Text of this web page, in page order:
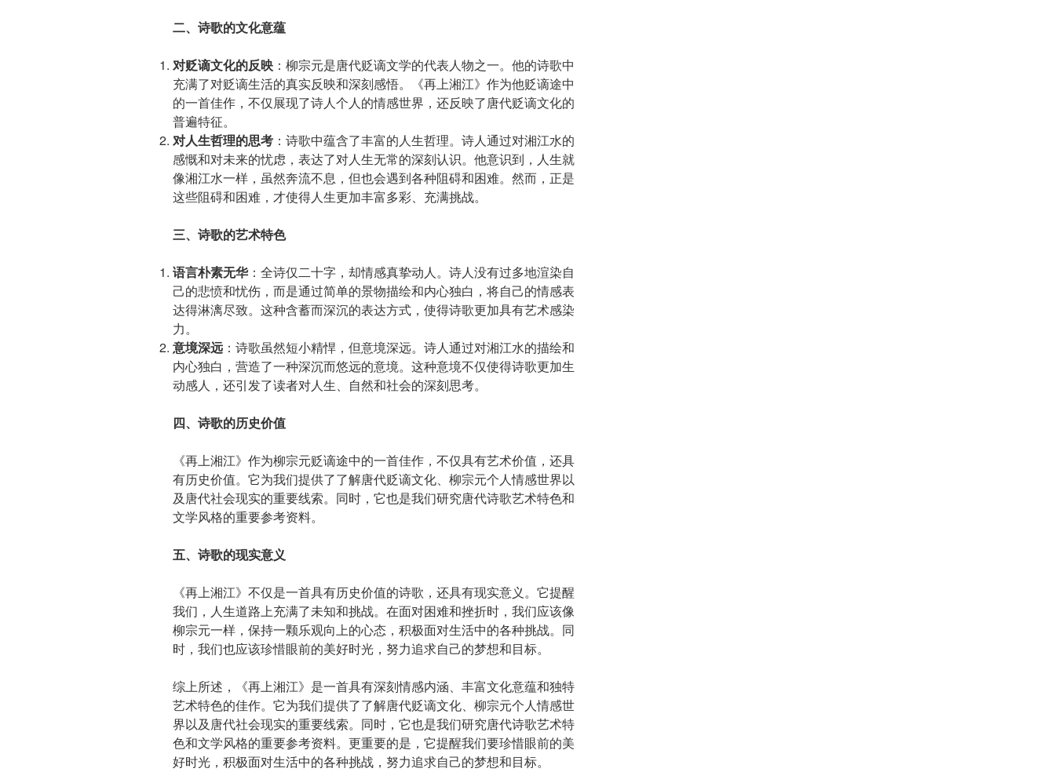
二、诗歌的文化意蕴
对贬谪文化的反映 ：柳宗元是唐代贬谪文学的代表人物之一。他的诗歌中
充满了对贬谪生活的真实反映和深刻感悟。《再上湘江》作为他贬谪途中
的一首佳作，不仅展现了诗人个人的情感世界，还反映了唐代贬谪文化的
普遍特征。
对人生哲理的思考 ：诗歌中蕴含了丰富的人生哲理。诗人通过对湘江水的
感慨和对未来的忧虑，表达了对人生无常的深刻认识。他意识到，人生就
像湘江水一样，虽然奔流不息，但也会遇到各种阻碍和困难。然而，正是
这些阻碍和困难，才使得人生更加丰富多彩、充满挑战。
三、诗歌的艺术特色
语言朴素无华：全诗仅二十字，却情感真挚动人。诗人没有过多地渲染自
己的悲愤和忧伤，而是通过简单的景物描绘和内心独白，将自己的情感表
达得淋漓尽致。这种含蓄而深沉的表达方式，使得诗歌更加具有艺术感染
力。
意境深远 ：诗歌虽然短小精悍，但意境深远。诗人通过对湘江水的描绘和
内心独白，营造了一种深沉而悠远的意境。这种意境不仅使得诗歌更加生
动感人，还引发了读者对人生、自然和社会的深刻思考。
四、诗歌的历史价值
《再上湘江》作为柳宗元贬谪途中的一首佳作，不仅具有艺术价值，还具
有历史价值。它为我们提供了了解唐代贬谪文化、柳宗元个人情感世界以
及唐代社会现实的重要线索。同时，它也是我们研究唐代诗歌艺术特色和
文学风格的重要参考资料。
五、诗歌的现实意义
《再上湘江》不仅是一首具有历史价值的诗歌，还具有现实意义。它提醒
我们，人生道路上充满了未知和挑战。在面对困难和挫折时，我们应该像
柳宗元一样，保持一颗乐观向上的心态，积极面对生活中的各种挑战。同
时，我们也应该珍惜眼前的美好时光，努力追求自己的梦想和目标。
综上所述，《再上湘江》是一首具有深刻情感内涵、丰富文化意蕴和独特
艺术特色的佳作。它为我们提供了了解唐代贬谪文化、柳宗元个人情感世
界以及唐代社会现实的重要线索。同时，它也是我们研究唐代诗歌艺术特
色和文学风格的重要参考资料。更重要的是，它提醒我们要珍惜眼前的美
好时光，积极面对生活中的各种挑战，努力追求自己的梦想和目标。